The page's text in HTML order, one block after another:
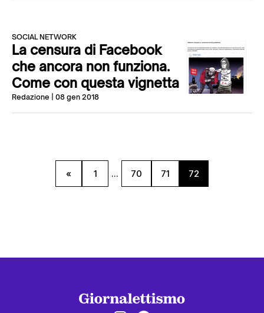
SOCIAL NETWORK
La censura di Facebook
che ancora non funziona.
Come con questa vignetta
Redazione | 08 gen 2018
« 1 ... 70 71 72